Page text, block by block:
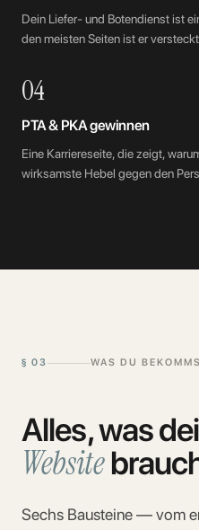
Dein Liefer- und Botendienst ist
den meisten Seiten ist er
04
PTA & PKA gewinnen
Eine Karriereseite, die zeigt,
wirksamste Hebel gegen den
§ 03 WAS DU
Alles, was
Website
Sechs Bausteine — vom